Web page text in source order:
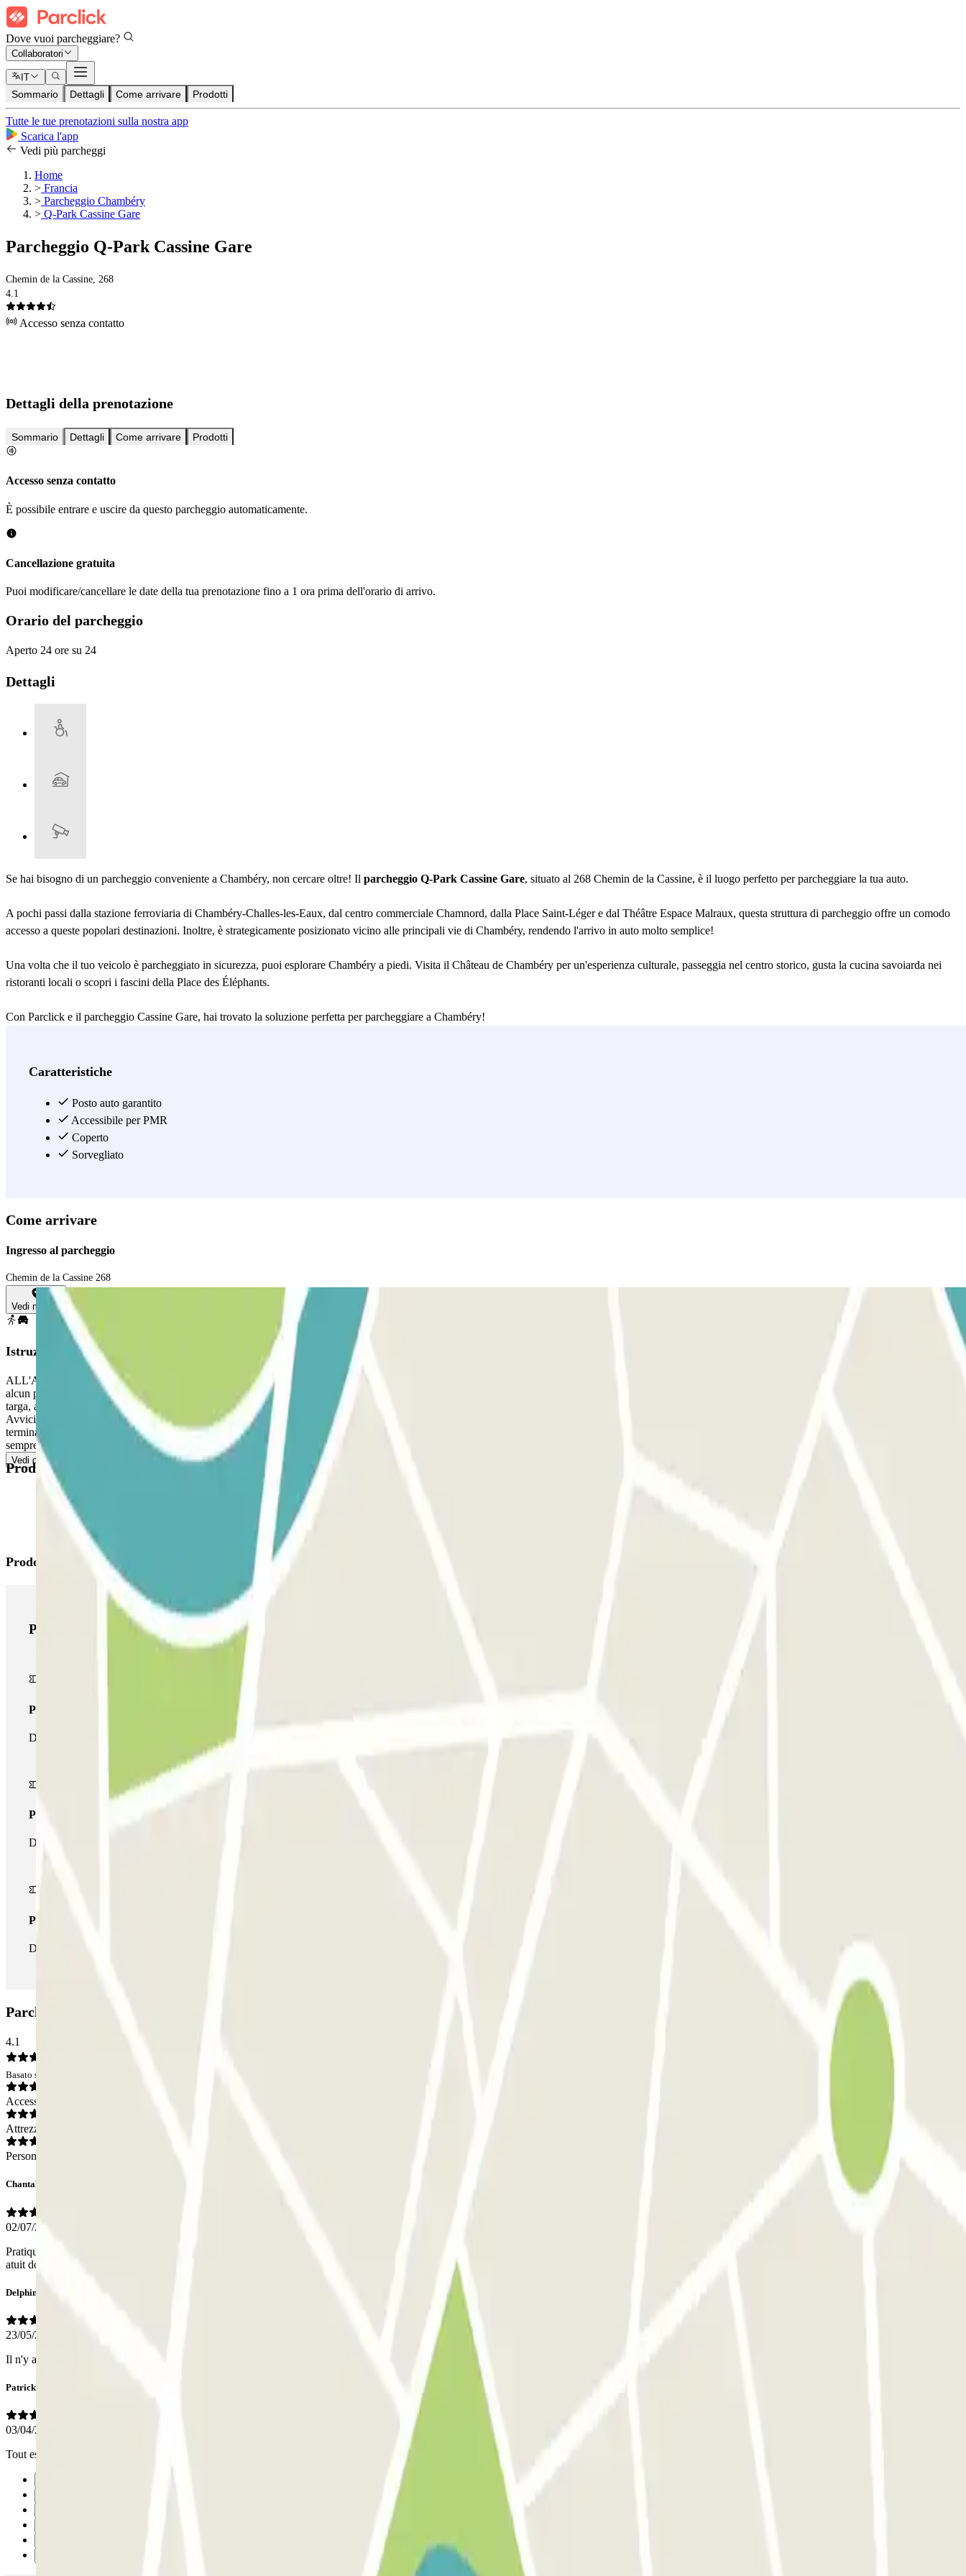
Dove vuoi parcheggiare?
Collaboratori
IT
Sommario Dettagli Come arrivare Prodotti
Tutte le tue prenotazioni sulla nostra app
Scarica l'app
Vedi più parcheggi
Home
> Francia
> Parcheggio Chambéry
> Q-Park Cassine Gare
Parcheggio Q-Park Cassine Gare
Chemin de la Cassine, 268
4.1
Accesso senza contatto
Dettagli della prenotazione
Sommario Dettagli Come arrivare Prodotti
Accesso senza contatto
È possibile entrare e uscire da questo parcheggio automaticamente.
Cancellazione gratuita
Puoi modificare/cancellare le date della tua prenotazione fino a 1 ora prima dell'orario di arrivo.
Orario del parcheggio
Aperto 24 ore su 24
Dettagli
Se hai bisogno di un parcheggio conveniente a Chambéry, non cercare oltre! Il parcheggio Q-Park Cassine Gare, situato al 268 Chemin de la Cassine, è il luogo perfetto per parcheggiare la tua auto.
A pochi passi dalla stazione ferroviaria di Chambéry-Challes-les-Eaux, dal centro commerciale Chamnord, dalla Place Saint-Léger e dal Théâtre Espace Malraux, questa struttura di parcheggio offre un comodo
accesso a queste popolari destinazioni. Inoltre, è strategicamente posizionato vicino alle principali vie di Chambéry, rendendo l'arrivo in auto molto semplice!
Una volta che il tuo veicolo è parcheggiato in sicurezza, puoi esplorare Chambéry a piedi. Visita il Château de Chambéry per un'esperienza culturale, passeggia nel centro storico, gusta la cucina savoiarda nei
ristoranti locali o scopri i fascini della Place des Éléphants.
Con Parclick e il parcheggio Cassine Gare, hai trovato la soluzione perfetta per parcheggiare a Chambéry!
Caratteristiche
Posto auto garantito
Accessibile per PMR
Coperto
Sorvegliato
Come arrivare
Ingresso al parcheggio
Chemin de la Cassine 268
Vedi mappa
Istruzioni
ALL'ARRIVO: Entra nel parcheggio. PER APRIRE LA BARRIERA: Avvicinati alla barriera. Il lettore di targhe riconoscerà il tuo veicolo, e la barriera si aprirà automaticamente senza che tu debba premere
alcun pulsante. Parcheggia in qualsiasi posto disponibile. SE LA BARRIERA NON SI APRE: USA IL CODICE QR RICEVUTO NELLA TUA E-MAIL DI CONFERMA: Se il lettore non riconosce la tua
targa, avvicina il codice QR al lettore. Se ciò non funziona ancora, chiama direttamente all'interfono. Carica il tuo codice QR in anticipo, in base alla copertura di rete, all'interno del parcheggio. PER USCIRE:
Avvicinati alla barriera. Il lettore di targhe riconoscerà il tuo veicolo, e la barriera si aprirà automaticamente senza dover premere alcun pulsante. Se la lettura della targa non funziona, scannerizza il codice QR al
terminale di uscita. ACCESSO PEDONALE: Se il parcheggio dispone di accesso pedonale, apri la porta o la sbarra con il codice o il CODICE QR disponibile nella tua prenotazione. La prenotazione consente
sempre entrate e uscite multiple.
Vedi di più
Prodotti disponibili
Prodotti di Parclick
Prodotti di Parclick
Pass unico
Durante il tuo soggiorno potrai entrare e uscire dal parcheggio una sola volta
Pass multiparking
Durante il tuo soggiorno potrai usufruire dell'intera rete di parcheggi disponibili su Parclick.
Pass illlimitato
Durante il tuo soggiorno potrai entrare e uscire dal parcheggio tutte le volte che vorrai.
Parcheggio Q-Park Cassine Gare: Opinioni
4.1
Basato su 10 opinioni
Accesso
Attrezzatura
Personale
Chantal
02/07/2026
Pratique pour réserver sa place avant de venir au parking.. Par contrer si le temos prévu nest pas consommé pas de remboursement et si le temps prévu est dépassé il y'a surcoût. pas possible d'utiliser le ticket gr
atuit donné par un commerçant
Delphine
23/05/2026
Il n'y a aucun personnel tarif cher et peu de place disponible pas de remise pour utilisateur fréquent ou de promotion
Patrick
03/04/2026
Tout est parfait ; un bémol : pas d’annulation possible malgré la mention portée sur la confirmation de Resa lorsque le paiement se fait par Apple Pay. Le décalage d’heures est bien gérée. Parking parfait Merci